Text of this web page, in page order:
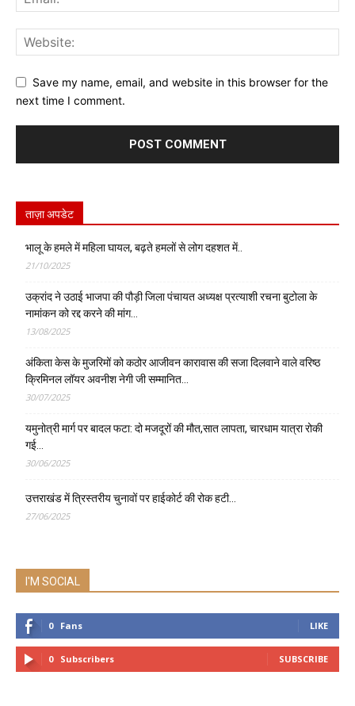
Save my name, email, and website in this browser for the
next time I comment.
ताज़ा अपडेट
भालू के हमले में महिला घायल, बढ़ते हमलों से लोग दहशत में..
21/10/2025
उक्रांद ने उठाई भाजपा की पौड़ी जिला पंचायत अध्यक्ष प्रत्याशी रचना बुटोला के
नामांकन को रद्द करने की मांग…
13/08/2025
अंकिता केस के मुजरिमों को कठोर आजीवन कारावास की सजा दिलवाने वाले वरिष्ठ
क्रिमिनल लॉयर अवनीश नेगी जी सम्मानित…
30/07/2025
यमुनोत्री मार्ग पर बादल फटा: दो मजदूरों की मौत,सात लापता, चारधाम यात्रा रोकी
गई…
30/06/2025
उत्तराखंड में त्रिस्तरीय चुनावों पर हाईकोर्ट की रोक हटी…
27/06/2025
I'M SOCIAL
0 Fans LIKE
0 Subscribers SUBSCRIBE